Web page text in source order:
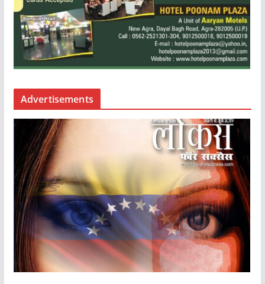
Advertisements